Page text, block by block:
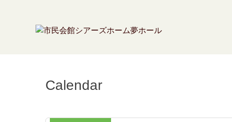
Calendar